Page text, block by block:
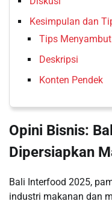
Kesimpulan dan
Tips
Deskripsi
Konten Pendek
Opini Bisnis:
Dipersiapkan
Bali Interfood 2025,
industri makanan dan